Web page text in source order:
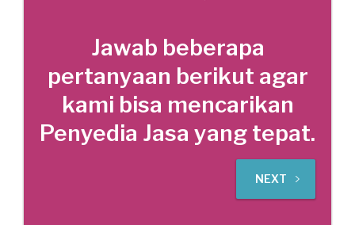
Jawab beberapa
pertanyaan berikut agar
kami bisa mencarikan
Penyedia Jasa yang tepat.
NEXT